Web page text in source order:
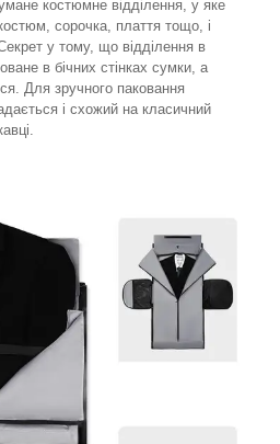
костюмне відділення, у яке
сорочка, плаття тощо, і
у тому, що відділення в
в бічних стінках сумки, а
Для зручного паковання
і схожий на класичний